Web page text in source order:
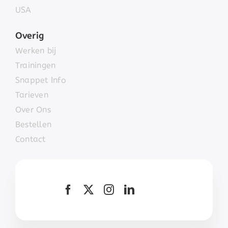
USA
Overig
Werken bij
Trainingen
Snappet Info
Tarieven
Over Ons
Bestellen
Contact